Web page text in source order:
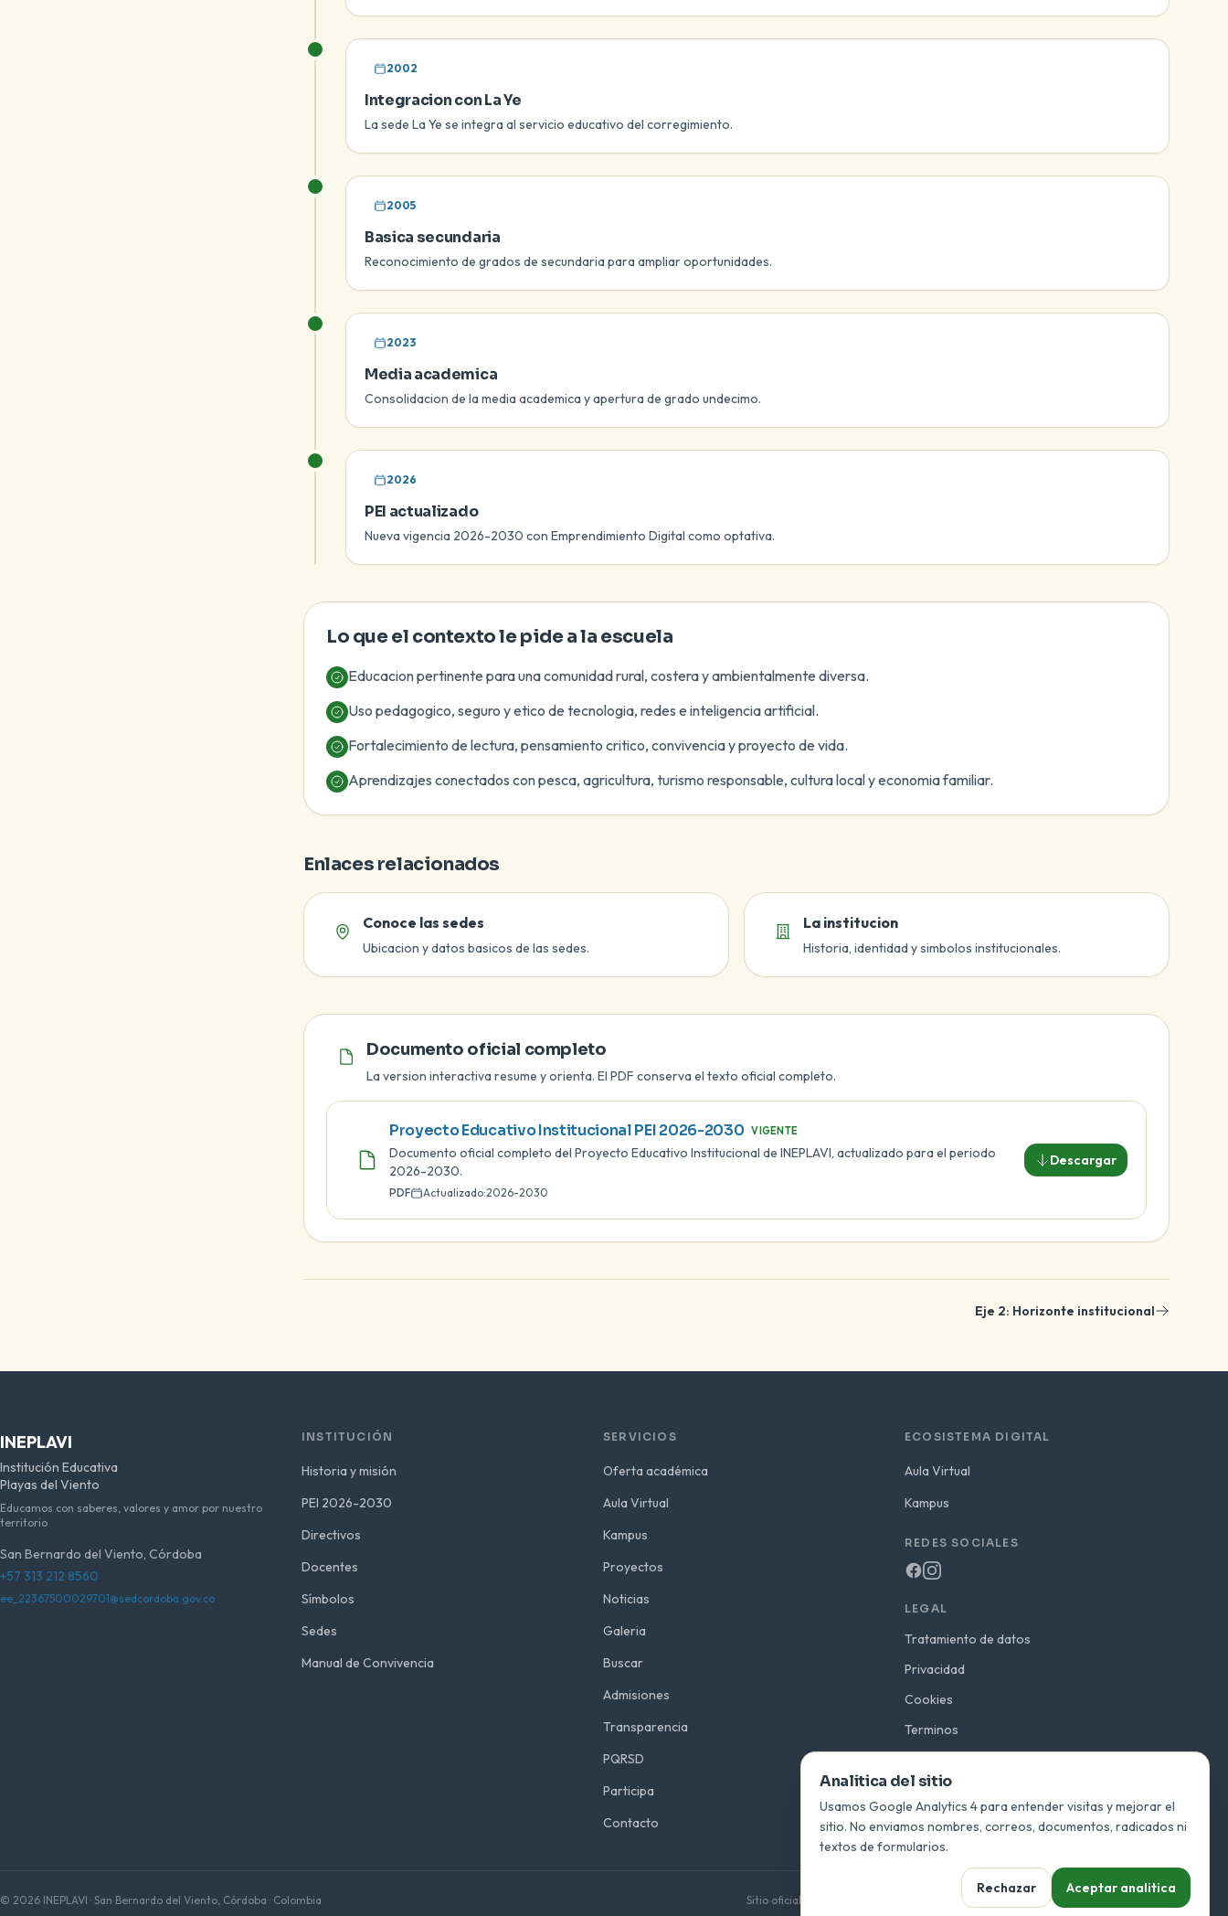
2002
Integracion con La Ye
La sede La Ye se integra al servicio educativo del corregimiento.
2005
Basica secundaria
Reconocimiento de grados de secundaria para ampliar oportunidades.
2023
Media academica
Consolidacion de la media academica y apertura de grado undecimo.
2026
PEI actualizado
Nueva vigencia 2026-2030 con Emprendimiento Digital como optativa.
Lo que el contexto le pide a la escuela
Educacion pertinente para una comunidad rural, costera y ambientalmente diversa.
Uso pedagogico, seguro y etico de tecnologia, redes e inteligencia artificial.
Fortalecimiento de lectura, pensamiento critico, convivencia y proyecto de vida.
Aprendizajes conectados con pesca, agricultura, turismo responsable, cultura local y economia familiar.
Enlaces relacionados
Conoce las sedes
Ubicacion y datos basicos de las sedes.
La institucion
Historia, identidad y simbolos institucionales.
Documento oficial
Documento oficial completo
La version interactiva resume y orienta. El PDF conserva el texto oficial completo.
Proyecto Educativo Institucional PEI 2026-2030 VIGENTE
Documento oficial completo del Proyecto Educativo Institucional de INEPLAVI, actualizado para el periodo
2026-2030.
PDF Actualizado:2026-2030
Descargar
Eje 2: Horizonte institucional
INEPLAVI
Institución Educativa
Playas del Viento
Educamos con saberes, valores y amor por nuestro
territorio
San Bernardo del Viento, Córdoba
+57 313 212 8560
ee_22367500029701@sedcordoba.gov.co
INSTITUCIÓN
Historia y misión
PEI 2026-2030
Directivos
Docentes
Símbolos
Sedes
Manual de Convivencia
SERVICIOS
Oferta académica
Aula Virtual
Kampus
Proyectos
Noticias
Galeria
Buscar
Admisiones
Transparencia
PQRSD
Participa
Contacto
ECOSISTEMA DIGITAL
Aula Virtual
Kampus
REDES SOCIALES
LEGAL
Tratamiento de datos
Privacidad
Cookies
Terminos
Preferencias de analitica
© 2026 INEPLAVI · San Bernardo del Viento, Córdoba · Colombia Sitio oficial de la Institución Educativa Playas del Viento — ieplayasdelviento.edu.co
Analitica del sitio
Usamos Google Analytics 4 para entender visitas y mejorar el
sitio. No enviamos nombres, correos, documentos, radicados ni
textos de formularios.
Rechazar Aceptar analitica